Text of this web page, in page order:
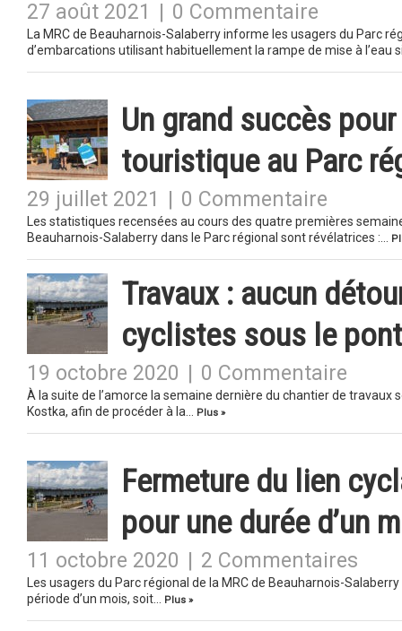
27 août 2021 0 Commentaire
La MRC de Beauharnois-Salaberry informe les usagers du Parc
d’embarcations utilisant habituellement la rampe de mise à l’eau
Un grand succès
touristique au Parc
29 juillet 2021 0 Commentaire
Les statistiques recensées au cours des quatre premières
Beauharnois-Salaberry dans le Parc régional sont révélatrices :…
Travaux : aucun
cyclistes sous le
19 octobre 2020 0 Commentaire
À la suite de l’amorce la semaine dernière du chantier de
Kostka, afin de procéder à la…
Plus »
Fermeture du lien
pour une durée d’un
11 octobre 2020 2 Commentaires
Les usagers du Parc régional de la MRC de Beauharnois-
période d’un mois, soit…
Plus »